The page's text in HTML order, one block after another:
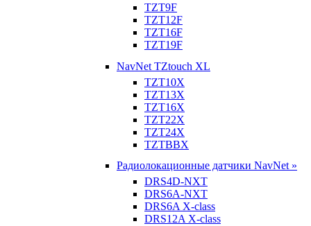
TZT9F
TZT12F
TZT16F
TZT19F
NavNet TZtouch XL
TZT10X
TZT13X
TZT16X
TZT22X
TZT24X
TZTBBX
Радиолокационные датчики NavNet »
DRS4D-NXT
DRS6A-NXT
DRS6A X-class
DRS12A X-class